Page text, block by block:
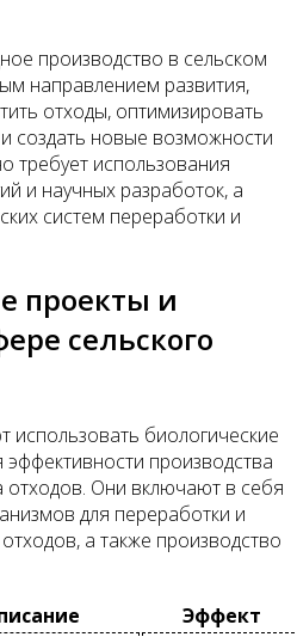
производство в сельском
направлением развития,
отходы, оптимизировать
создать новые возможности
требует использования
и научных разработок, а
систем переработки и
проекты и
сельского
использовать биологические
производства
отходов. Они включают в себя
для переработки и
а также производство
Эффект